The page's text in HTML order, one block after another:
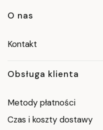
Linki w stopce
O nas
Kontakt
Obsługa klienta
Metody płatności
Czas i koszty dostawy